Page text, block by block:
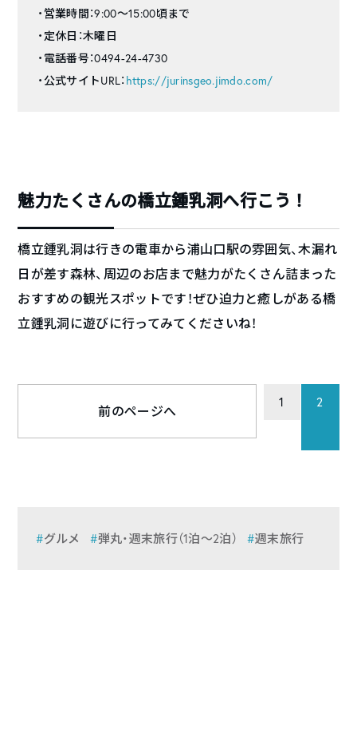
・営業時間：9:00〜15:00頃まで
・定休日：木曜日
・電話番号：0494-24-4730
・公式サイトURL： https://jurinsgeo.jimdo.com/
魅力たくさんの橋立鍾乳洞へ行こう！
橋立鍾乳洞は行きの電車から浦山口駅の雰囲気、木漏れ
日が差す森林、周辺のお店まで魅力がたくさん詰まった
おすすめの観光スポットです！ぜひ迫力と癒しがある橋
立鍾乳洞に遊びに行ってみてくださいね！
前のページへ
1 2
グルメ 弾丸・週末旅行（1泊〜2泊） 週末旅行